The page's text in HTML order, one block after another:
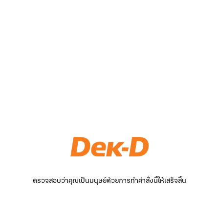
ตรวจสอบว่าคุณเป็นมนุษย์ด้วยการทำคำสั่งนี้ให้เสร็จสิ้น